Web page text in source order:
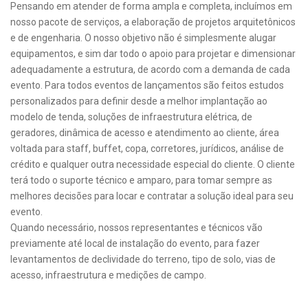
Pensando em atender de forma ampla e completa, incluímos em
nosso pacote de serviços, a elaboração de projetos arquitetônicos
e de engenharia. O nosso objetivo não é simplesmente alugar
equipamentos, e sim dar todo o apoio para projetar e dimensionar
adequadamente a estrutura, de acordo com a demanda de cada
evento. Para todos eventos de lançamentos são feitos estudos
personalizados para definir desde a melhor implantação ao
modelo de tenda, soluções de infraestrutura elétrica, de
geradores, dinâmica de acesso e atendimento ao cliente, área
voltada para staff, buffet, copa, corretores, jurídicos, análise de
crédito e qualquer outra necessidade especial do cliente. O cliente
terá todo o suporte técnico e amparo, para tomar sempre as
melhores decisões para locar e contratar a solução ideal para seu
evento.
Quando necessário, nossos representantes e técnicos vão
previamente até local de instalação do evento, para fazer
levantamentos de declividade do terreno, tipo de solo, vias de
acesso, infraestrutura e medições de campo.